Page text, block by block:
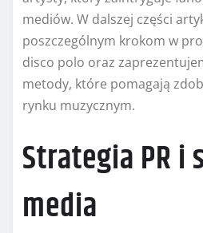
mediów. W dalszej części
poszczególnym krokom w
disco polo oraz
metody, które pomagają
rynku muzycznym.
Strategia PR i
media